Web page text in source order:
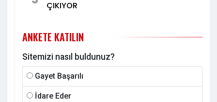
ÇIKIYOR
ANKETE KATILIN
Sitemizi nasıl buldunuz?
Gayet Başarılı
İdare Eder